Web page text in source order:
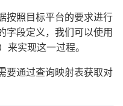
按照目标平台的要求进行
字段定义，我们可以使用
实现这一过程。
要通过查询映射表获取对